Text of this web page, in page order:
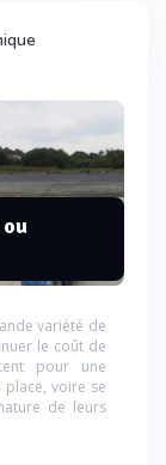
variété de
le coût de
pour une
voire se
de leurs